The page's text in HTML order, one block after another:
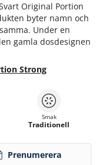
Original Portion
byter namn och
Under en
gamla dosdesignen
Strong
Prenumerera
Smak
Traditionell